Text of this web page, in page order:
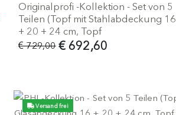
Originalprofi -Kollektion - Set von 5
Teilen (Topf mit Stahlabdeckung 16
+ 20 + 24 cm, Topf
€ 692,60
€ 729,00
Versand frei